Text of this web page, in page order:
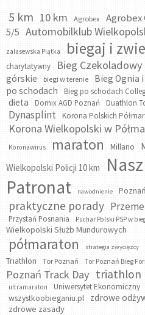
5 km 10 km Agrobex
Agrobex
5/5 Automobilklub
zalasewska Piątka biegaj i
charytatywny
Bieg Czekoladowy
górskie
biegi w terenie Bieg Ognia
po schodach
Bieg po schodach
dieta Domix AGD Poznań Duathlon
Dynasplint Korona Polskich
Korona Wielkopolski w
Koronawirus maraton Millano
Wielkopolski Policji 10 km
Nasz
Patronat
nawodnienie Poznań
praktyczne porady
Przystań Posnania Puchar Polski PSP w
Wielkopolski Służb Mundurowych
półmaraton strategia zwycięzcy
Triathlon
Tor Poznań Tor Poznań Bieg
Poznań Track Day triathlon
ultramaraton Uniwersytet Ekonomiczny
wszystkoobieganiu.pl zdrowe
zdrowe zasady